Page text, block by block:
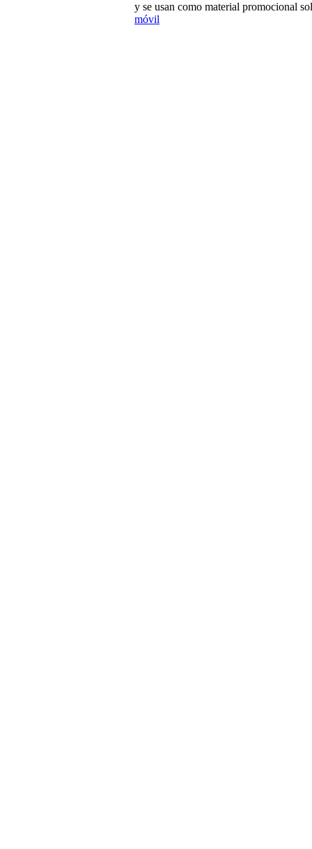
y se usan como material promocional
móvil